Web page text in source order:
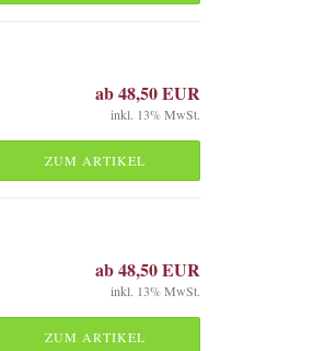
ab 48,50 EUR
inkl. 13% MwSt.
ZUM ARTIKEL
ab 48,50 EUR
inkl. 13% MwSt.
ZUM ARTIKEL